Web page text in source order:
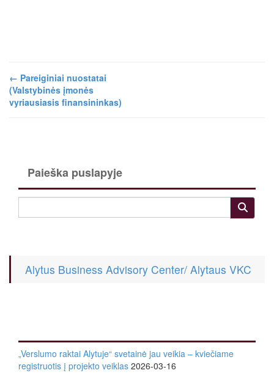
← Pareiginiai nuostatai
(Valstybinės įmonės
vyriausiasis finansininkas)
Paieška puslapyje
Alytus Business Advisory Center/ Alytaus VKC
„Verslumo raktai Alytuje“ svetainė jau veikia – kviečiame
registruotis į projekto veiklas 2026-03-16